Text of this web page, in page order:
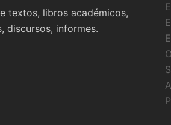
textos, libros académicos,
discursos, informes.